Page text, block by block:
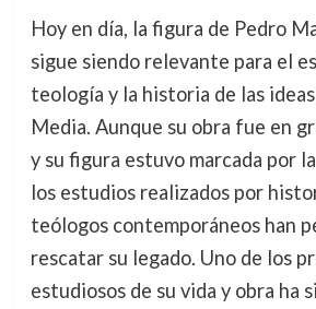
Hoy en día, la figura de Pedro
sigue siendo relevante para el
teología y la historia de las
Media. Aunque su obra fue en
y su figura estuvo marcada por
los estudios realizados por
teólogos contemporáneos han
rescatar su legado. Uno de los
estudiosos de su vida y obra ha